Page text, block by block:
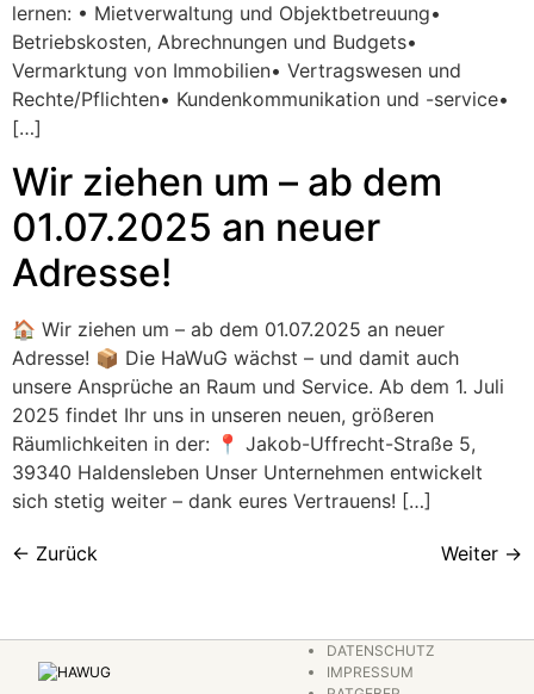
lernen: • Mietverwaltung und Objektbetreuung•
Betriebskosten, Abrechnungen und Budgets•
Vermarktung von Immobilien• Vertragswesen und
Rechte/Pflichten• Kundenkommunikation und -service•
[…]
Wir ziehen um – ab dem
01.07.2025 an neuer
Adresse!
🏠 Wir ziehen um – ab dem 01.07.2025 an neuer
Adresse! 📦 Die HaWuG wächst – und damit auch
unsere Ansprüche an Raum und Service. Ab dem 1. Juli
2025 findet Ihr uns in unseren neuen, größeren
Räumlichkeiten in der: 📍 Jakob-Uffrecht-Straße 5,
39340 Haldensleben Unser Unternehmen entwickelt
sich stetig weiter – dank eures Vertrauens! […]
← Zurück Weiter →
DATENSCHUTZ
IMPRESSUM